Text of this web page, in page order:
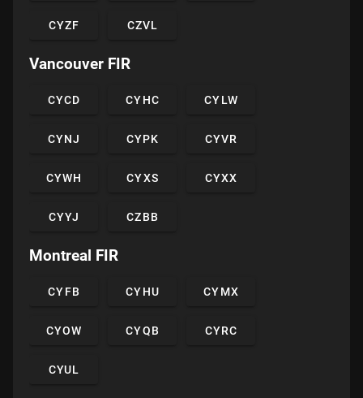
CYZF CZVL
Vancouver FIR
CYCD CYHC CYLW
CYNJ CYPK CYVR
CYWH CYXS CYXX
CYYJ CZBB
Montreal FIR
CYFB CYHU CYMX
CYOW CYQB CYRC
CYUL